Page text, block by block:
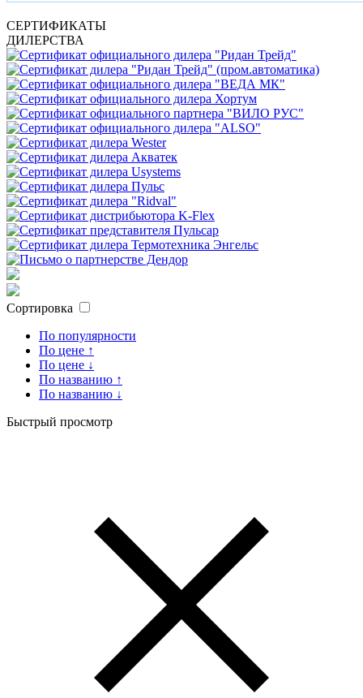
СЕРТИФИКАТЫ
ДИЛЕРСТВА
Сортировка
По популярности
По цене ↑
По цене ↓
По названию ↑
По названию ↓
Быстрый просмотр